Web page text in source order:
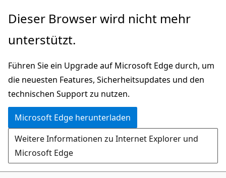
Zu
wechseln
Dieser Browser wird nicht mehr
unterstützt.
Führen Sie ein Upgrade auf Microsoft Edge durch, um
die neuesten Features, Sicherheitsupdates und den
technischen Support zu nutzen.
Microsoft Edge herunterladen
Weitere Informationen zu Internet Explorer und
Microsoft Edge